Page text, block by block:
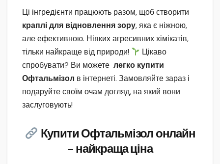
Ці інгредієнти працюють разом, щоб створити
краплі для відновлення зору, яка є ніжною,
але ефективною. Ніяких агресивних хімікатів,
тільки найкраще від природи!
Цікаво
спробувати? Ви можете легко купити
Офтальмізол в інтернеті. Замовляйте зараз і
подаруйте своїм очам догляд, на який вони
заслуговують!
Купити Офтальмізол онлайн
– найкраща ціна